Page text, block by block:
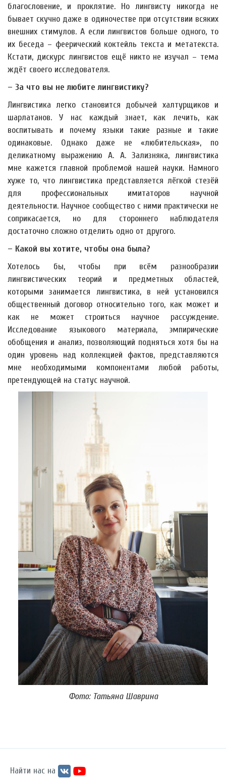
благословение, и проклятие. Но лингвисту никогда не
бывает скучно даже в одиночестве при отсутствии всяких
внешних стимулов. А если лингвистов больше одного, то
их беседа – феерический коктейль текста и метатекста.
Кстати, дискурс лингвистов ещё никто не изучал – тема
ждёт своего исследователя.
– За что вы не любите лингвистику?
Лингвистика легко становится добычей халтурщиков и
шарлатанов. У нас каждый знает, как лечить, как
воспитывать и почему языки такие разные и такие
одинаковые. Однако даже не «любительская», по
деликатному выражению А. А. Зализняка, лингвистика
мне кажется главной проблемой нашей науки. Намного
хуже то, что лингвистика представляется лёгкой стезёй
для профессиональных имитаторов научной
деятельности. Научное сообщество с ними практически не
соприкасается, но для стороннего наблюдателя
достаточно сложно отделить одно от другого.
– Какой вы хотите, чтобы она была?
Хотелось бы, чтобы при всём разнообразии
лингвистических теорий и предметных областей,
которыми занимается лингвистика, в ней установился
общественный договор относительно того, как может и
как не может строиться научное рассуждение.
Исследование языкового материала, эмпирические
обобщения и анализ, позволяющий подняться хотя бы на
один уровень над коллекцией фактов, представляются
мне необходимыми компонентами любой работы,
претендующей на статус научной.
Фото: Татьяна Шаврина
Найти нас на